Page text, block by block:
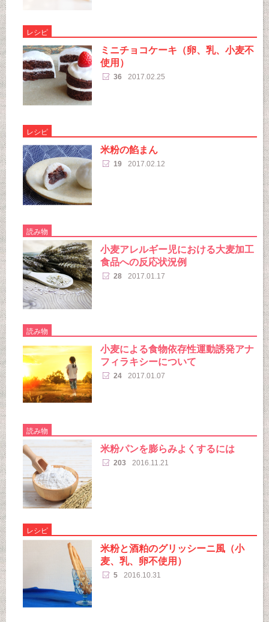
レシピ
ミニチョコケーキ（卵、乳、小麦不
使用）
36 2017.02.25
レシピ
米粉の餡まん
19 2017.02.12
読み物
小麦アレルギー児における大麦加工
食品への反応状況例
28 2017.01.17
読み物
小麦による食物依存性運動誘発アナ
フィラキシーについて
24 2017.01.07
読み物
米粉パンを膨らみよくするには
203 2016.11.21
レシピ
米粉と酒粕のグリッシーニ風（小
麦、乳、卵不使用）
5 2016.10.31